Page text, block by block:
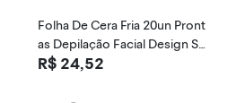
Folha De Cera Fria 20un Pront
as Depilação Facial Design So
brancelhas Rosa Modelagem
R$ 24,52